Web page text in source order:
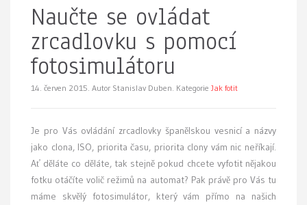
Naučte se ovládat
zrcadlovku s pomocí
fotosimulátoru
14. červen 2015. Autor Stanislav Duben. Kategorie Jak fotit
Je pro Vás ovládání zrcadlovky španělskou vesnicí a názvy
jako clona, ISO, priorita času, priorita clony vám nic neříkají.
Ať děláte co děláte, tak stejně pokud chcete vyfotit nějakou
fotku otáčíte volič režimů na automat? Pak právě pro Vás tu
máme skvělý fotosimulátor, který vám přímo na našich